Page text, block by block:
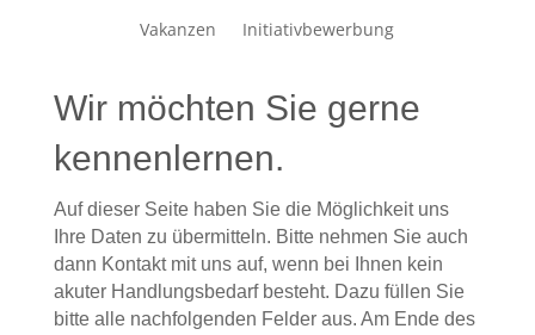
Vakanzen Initiativbewerbung
Wir möchten Sie gerne
kennenlernen.
Auf dieser Seite haben Sie die Möglichkeit uns
Ihre Daten zu übermitteln. Bitte nehmen Sie auch
dann Kontakt mit uns auf, wenn bei Ihnen kein
akuter Handlungsbedarf besteht. Dazu füllen Sie
bitte alle nachfolgenden Felder aus. Am Ende des